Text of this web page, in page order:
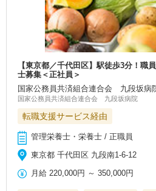
【東京都／千代田区】駅徒歩3分！職
士募集＜正社員＞
国家公務員共済組合連合会 九段坂病
国家公務員共済組合連合会 九段坂病院
転職支援サービス経由
管理栄養士・栄養士 / 正職員
東京都 千代田区 九段南1‐6‐12
月給 220,000円 ～350,000円